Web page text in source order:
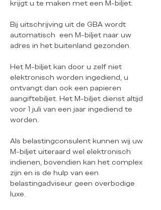
krijgt u te maken met een M-biljet.
Bij uitschrijving uit de GBA wordt
automatisch een M-biljet naar uw
adres in het buitenland gezonden.
Het M-biljet kan door u zelf niet
elektronisch worden ingediend, u
ontvangt dan ook een papieren
aangiftebiljet. Het M-biljet dienst altijd
voor 1 juli van een jaar ingediend te
worden.
Als belastingconsulent kunnen wij uw
M-biljet uiteraard wel elektronisch
indienen, bovendien kan het complex
zijn en is de hulp van een
belastingadviseur geen overbodige
luxe.